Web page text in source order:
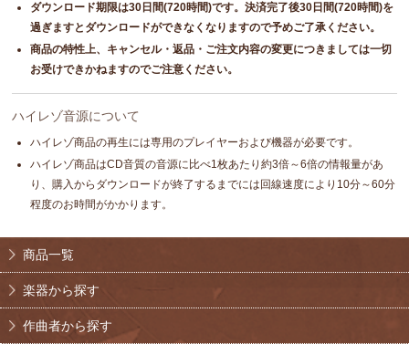
ダウンロード期限は30日間(720時間)です。決済完了後30日間(720時間)を
過ぎますとダウンロードができなくなりますので予めご了承ください。
商品の特性上、キャンセル・返品・ご注文内容の変更につきましては一切
お受けできかねますのでご注意ください。
ハイレゾ音源について
ハイレゾ商品の再生には専用のプレイヤーおよび機器が必要です。
ハイレゾ商品はCD音質の音源に比べ1枚あたり約3倍～6倍の情報量があ
り、購入からダウンロードが終了するまでには回線速度により10分～60分
程度のお時間がかかります。
商品一覧
楽器から探す
作曲者から探す